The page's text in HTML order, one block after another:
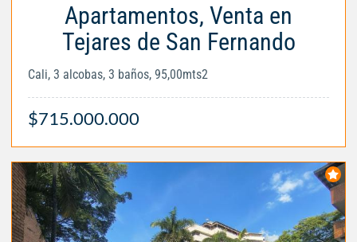
Apartamentos, Venta en
Tejares de San Fernando
Cali, 3 alcobas, 3 baños, 95,00mts2
$715.000.000